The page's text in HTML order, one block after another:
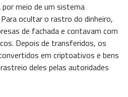
meio de um sistema
ocultar o rastro do dinheiro,
de fachada e contavam com
Depois de transferidos, os
em criptoativos e bens
deles pelas autoridades